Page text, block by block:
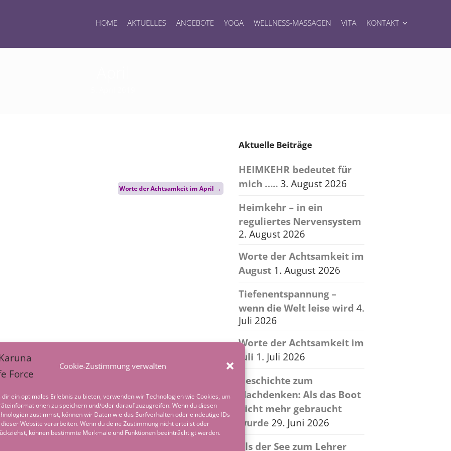
Cookie-Zustimmung verwalten
dir ein optimales Erlebnis zu bieten, verwenden wir Technologien wie Cookies, um
zu speichern und/oder darauf zuzugreifen. Wenn du diesen
zustimmst, können wir Daten wie das Surfverhalten oder eindeutige IDs
Website verarbeiten. Wenn du deine Zustimmung nicht erteilst oder
können bestimmte Merkmale und Funktionen beeinträchtigt werden.
HOME AKTUELLES ANGEBOTE YOGA WELLNESS-MASSAGEN VITA KONTAKT
Worte der Achtsamkeit im April →
Aktuelle Beiträge
HEIMKEHR bedeutet für
mich …..3. August 2026
Heimkehr – in ein
reguliertes Nervensystem
2. August 2026
Worte der Achtsamkeit im
August 1. August 2026
Tiefenentspannung –
wenn die Welt leise wird 4.
Juli 2026
Worte der Achtsamkeit im
Juli 1. Juli 2026
Geschichte zum
Nachdenken: Als das Boot
nicht mehr gebraucht
wurde 29. Juni 2026
Als der See zum Lehrer